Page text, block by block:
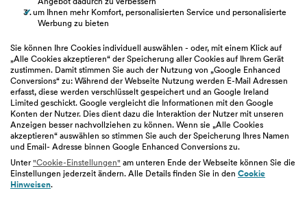
um Ihnen mehr Komfort, personalisierten Service und personalisierte
Werbung zu bieten
Sie können Ihre Cookies individuell auswählen - oder, mit einem Klick auf
„Alle Cookies akzeptieren“ der Speicherung aller Cookies auf Ihrem Gerät
zustimmen. Damit stimmen Sie auch der Nutzung von „Google Enhanced
Conversions“ zu: Während der Webseite Nutzung werden E-Mail Adressen
erfasst, diese werden verschlüsselt gespeichert und an Google Ireland
Limited geschickt. Google vergleicht die Informationen mit den Google
Konten der Nutzer. Dies dient dazu die Interaktion der Nutzer mit unseren
Anzeigen besser nachvollziehen zu können. Wenn sie „Alle Cookies
akzeptieren“ auswählen so stimmen Sie auch der Speicherung Ihres Namen
und Email- Adresse binnen Google Enhanced Conversions zu.
Unter"Cookie-Einstellungen" am unteren Ende der Webseite können Sie die
Einstellungen jederzeit ändern. Alle Details finden Sie in den Cookie
Hinweisen.
hilfe.easybank.at
easybank.de
bawaggroup.com
Impressum